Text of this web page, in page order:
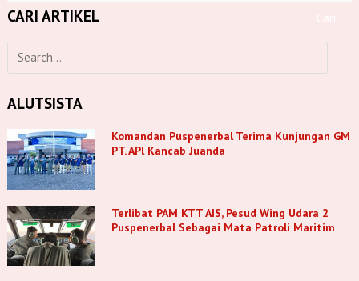
CARI ARTIKEL
ALUTSISTA
Komandan Puspenerbal Terima Kunjungan GM
PT. APl Kancab Juanda
Terlibat PAM KTT AIS, Pesud Wing Udara 2
Puspenerbal Sebagai Mata Patroli Maritim